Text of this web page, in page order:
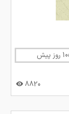
8820